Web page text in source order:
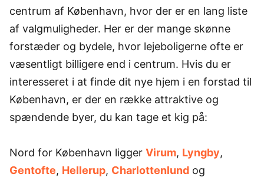
centrum af København, hvor der er en lang liste
af valgmuligheder. Her er der mange skønne
forstæder og bydele, hvor lejeboligerne ofte er
væsentligt billigere end i centrum. Hvis du er
interesseret i at finde dit nye hjem i en forstad til
København, er der en række attraktive og
spændende byer, du kan tage et kig på:
Nord for København ligger Virum, Lyngby,
Gentofte, Hellerup, Charlottenlund og